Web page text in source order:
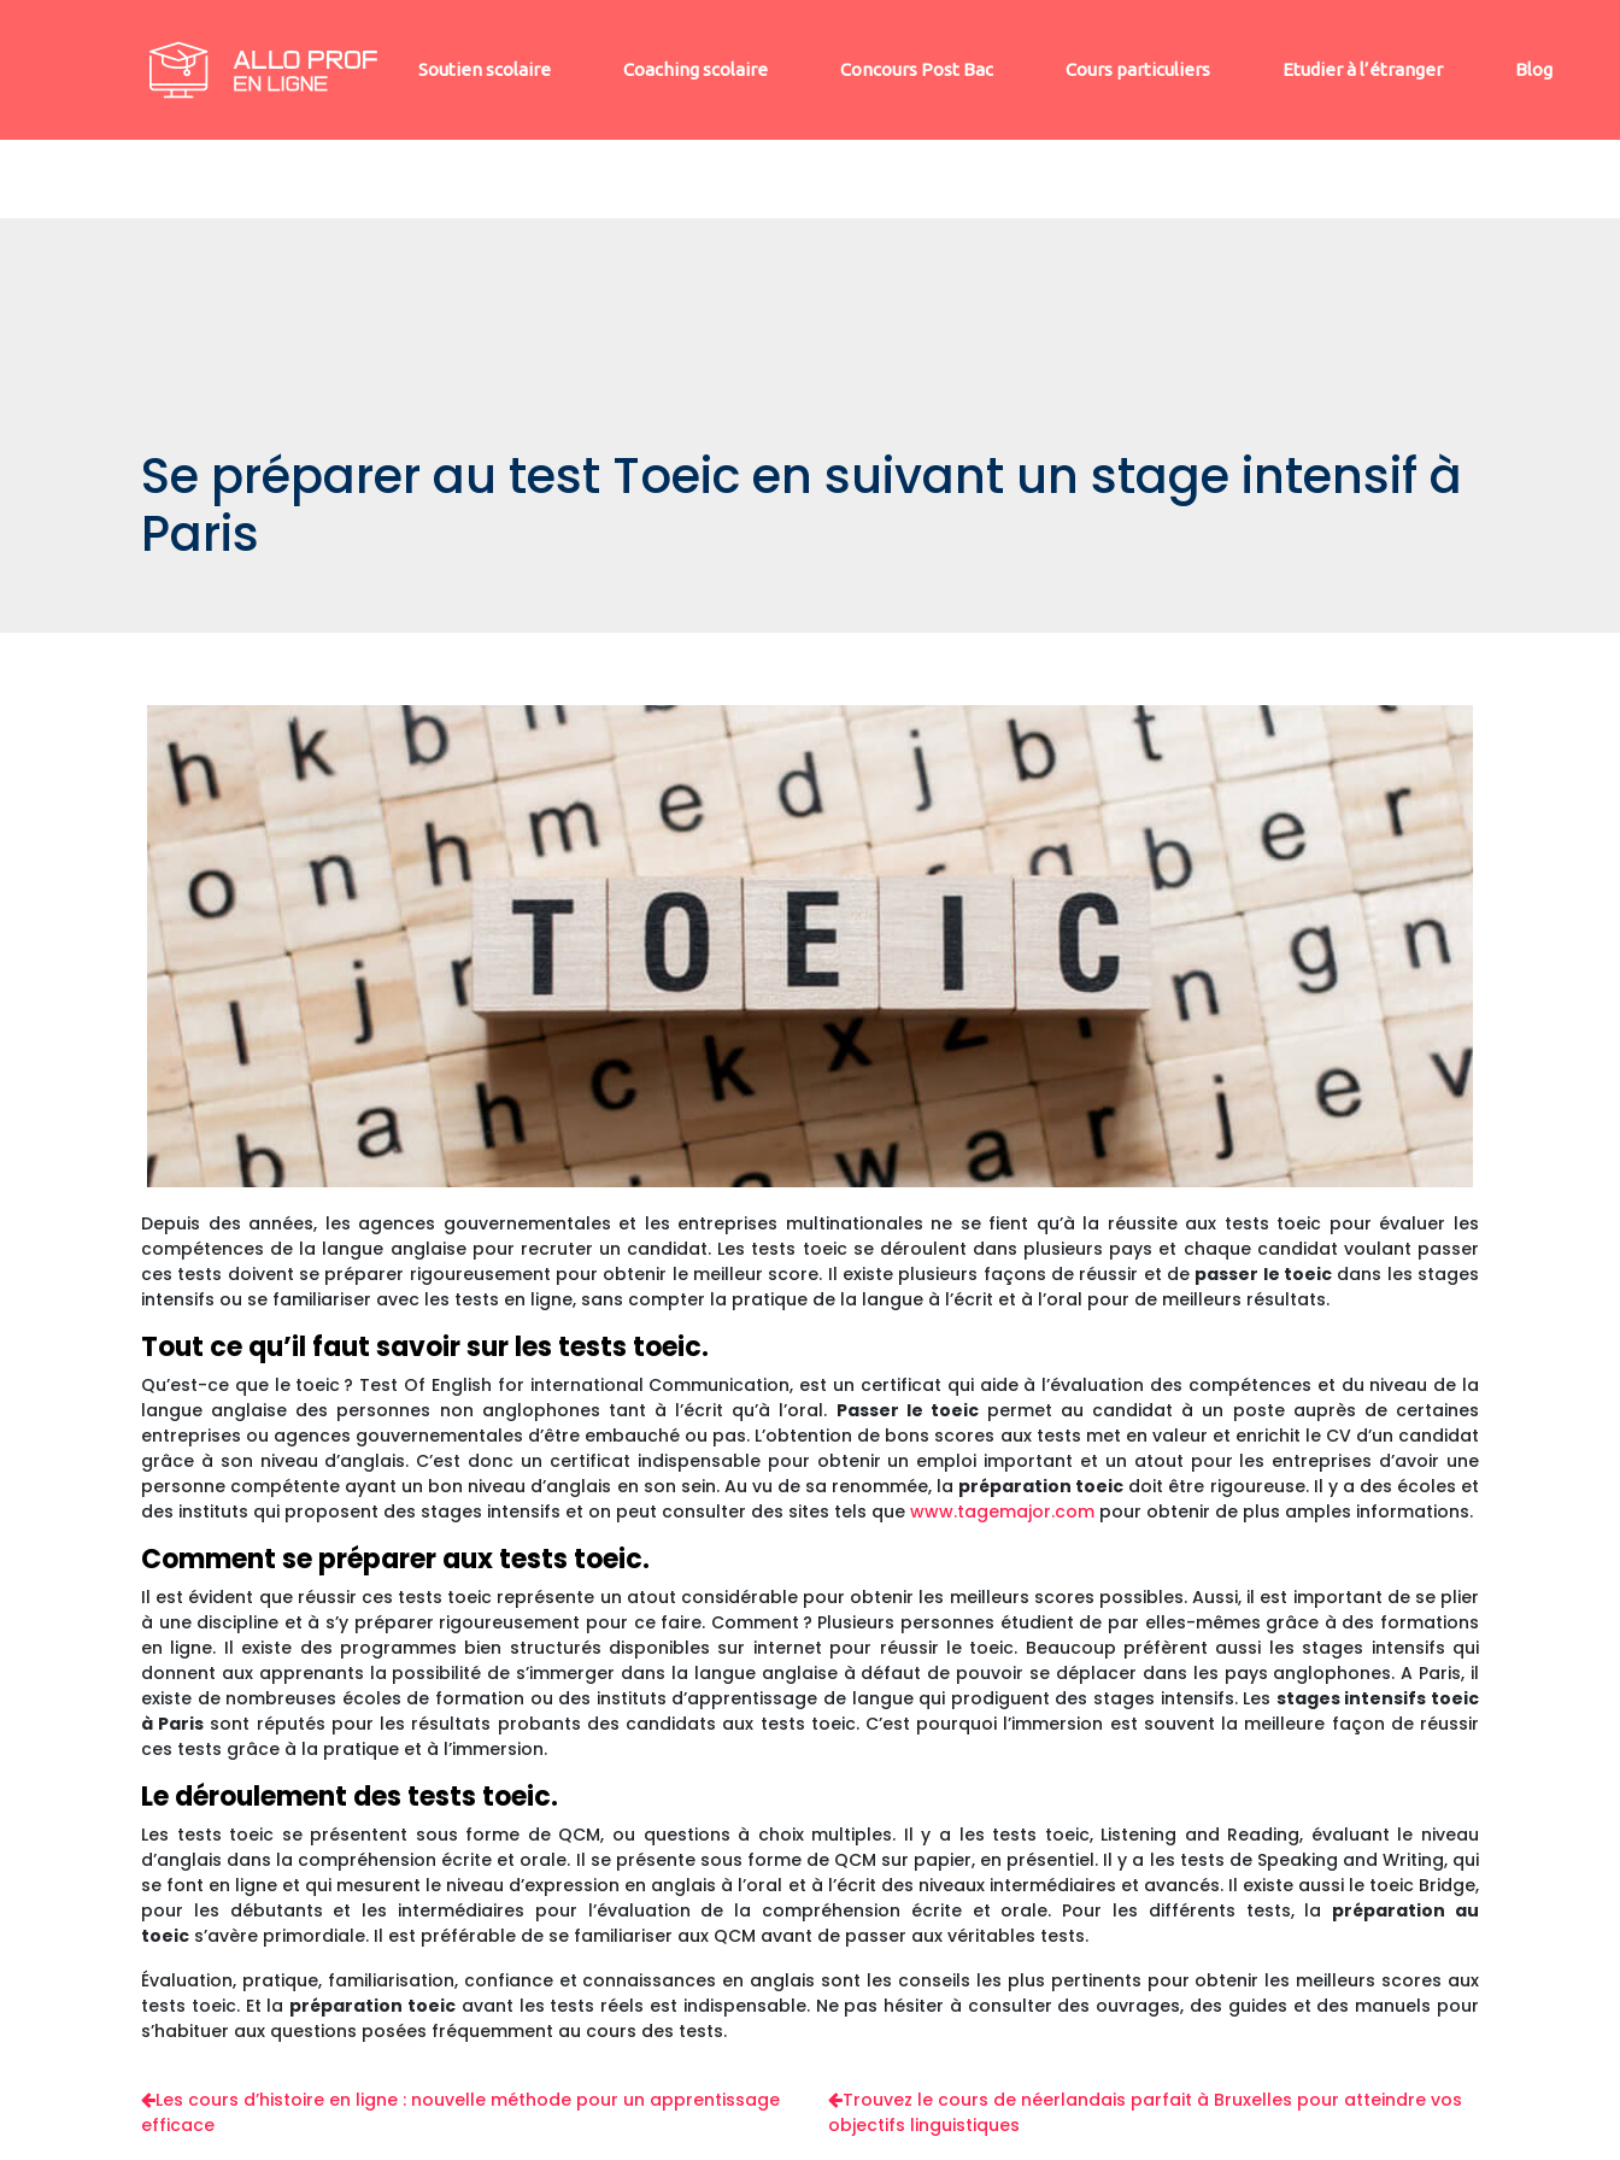
Soutien scolaire Coaching scolaire Concours Post Bac Cours particuliers Etudier à l’étranger Blog
Se préparer au test Toeic en suivant un stage intensif à
Paris
Depuis des années, les agences gouvernementales et les entreprises multinationales ne se fient qu’à la réussite aux tests toeic pour évaluer les
compétences de la langue anglaise pour recruter un candidat. Les tests toeic se déroulent dans plusieurs pays et chaque candidat voulant passer
ces tests doivent se préparer rigoureusement pour obtenir le meilleur score. Il existe plusieurs façons de réussir et de passer le toeic dans les stages
intensifs ou se familiariser avec les tests en ligne, sans compter la pratique de la langue à l’écrit et à l’oral pour de meilleurs résultats.
Tout ce qu’il faut savoir sur les tests toeic.
Qu’est-ce que le toeic ? Test Of English for international Communication, est un certificat qui aide à l’évaluation des compétences et du niveau de la
langue anglaise des personnes non anglophones tant à l’écrit qu’à l’oral. Passer le toeicpermet au candidat à un poste auprès de certaines
entreprises ou agences gouvernementales d’être embauché ou pas. L’obtention de bons scores aux tests met en valeur et enrichit le CV d’un candidat
grâce à son niveau d’anglais. C’est donc un certificat indispensable pour obtenir un emploi important et un atout pour les entreprises d’avoir une
personne compétente ayant un bon niveau d’anglais en son sein. Au vu de sa renommée, la préparation toeic doit être rigoureuse. Il y a des écoles et
des instituts qui proposent des stages intensifs et on peut consulter des sites tels que www.tagemajor.com pour obtenir de plus amples informations.
Comment se préparer aux tests toeic.
Il est évident que réussir ces tests toeic représente un atout considérable pour obtenir les meilleurs scores possibles. Aussi, il est important de se plier
à une discipline et à s’y préparer rigoureusement pour ce faire. Comment ? Plusieurs personnes étudient de par elles-mêmes grâce à des formations
en ligne. Il existe des programmes bien structurés disponibles sur internet pour réussir le toeic. Beaucoup préfèrent aussi les stages intensifs qui
donnent aux apprenants la possibilité de s’immerger dans la langue anglaise à défaut de pouvoir se déplacer dans les pays anglophones. A Paris, il
existe de nombreuses écoles de formation ou des instituts d’apprentissage de langue qui prodiguent des stages intensifs. Les stages intensifs toeic
à Paris sont réputés pour les résultats probants des candidats aux tests toeic. C’est pourquoi l’immersion est souvent la meilleure façon de réussir
ces tests grâce à la pratique et à l’immersion.
Le déroulement des tests toeic.
Les tests toeic se présentent sous forme de QCM, ou questions à choix multiples. Il y a les tests toeic, Listening and Reading, évaluant le niveau
d’anglais dans la compréhension écrite et orale. Il se présente sous forme de QCM sur papier, en présentiel. Il y a les tests de Speaking and Writing, qui
se font en ligne et qui mesurent le niveau d’expression en anglais à l’oral et à l’écrit des niveaux intermédiaires et avancés. Il existe aussi le toeic Bridge,
pour les débutants et les intermédiaires pour l’évaluation de la compréhension écrite et orale. Pour les différents tests, la préparation au
toeic s’avère primordiale. Il est préférable de se familiariser aux QCM avant de passer aux véritables tests.
Évaluation, pratique, familiarisation, confiance et connaissances en anglais sont les conseils les plus pertinents pour obtenir les meilleurs scores aux
tests toeic. Et la préparation toeicavant les tests réels est indispensable. Ne pas hésiter à consulter des ouvrages, des guides et des manuels pour
s’habituer aux questions posées fréquemment au cours des tests.
Les cours d’histoire en ligne : nouvelle méthode pour un apprentissage
efficace
Trouvez le cours de néerlandais parfait à Bruxelles pour atteindre vos
objectifs linguistiques